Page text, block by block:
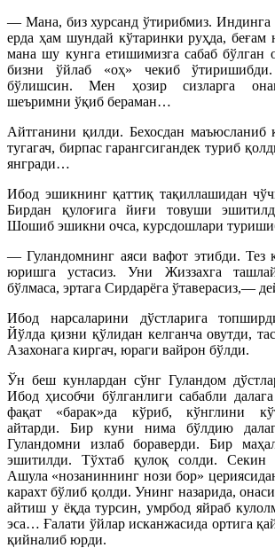
— Мана, биз хурсанд ўтирибмиз. Индинга
ерда ҳам шундай кўтаринки руҳда, беғам
мана шу кунга етишимизга сабаб бўлган
бизни ўйлаб «оҳ» чекиб
бўлишсин. Мен ҳозир сизларга
шеъримни ўқиб бераман…
Айтганини қилди. Бехосдан маъюсланиб
тугагач, бирпас гарангсигандек туриб
янгради…
Ибод эшикнинг қаттиқ тақиллашидан
Бирдан қулоғига йиғи товуши
Шошиб эшикни очса, курсдошлари
— Гуландомнинг аяси вафот этибди. Тез
юришга устасиз. Уни Жиззахга
бўлмаса, эртага Сирдарёга ўтаверасиз,—
Ибод нарсаларини дўстларига
Йўлда қизни қўлидан келганча овутди,
Азахонага киргач, юраги вайрон бўлди.
Ўн беш кунлардан сўнг Гуландом
Ибод ҳисобчи бўлганлиги сабабли
фақат «барак»да кўриб, кўнглини
айтарди. Бир куни нима бўлдию
Гуландомни излаб бораверди. Бир
эшитилди. Тўхтаб қулоқ солди. Секин
Ашула «нозаниннинг нози бор»
карахт бўлиб қолди. Унинг назарида,
айтиш у ёқда турсин, умрбод яйраб
эса… Ғалати ўйлар исканжасида ортига
қийналиб юрди.